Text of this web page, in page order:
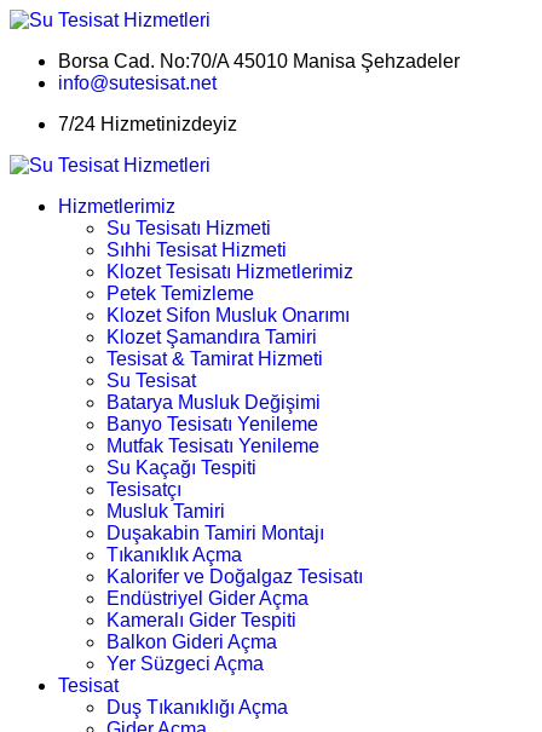
Borsa Cad. No:70/A 45010 Manisa Şehzadeler
info@sutesisat.net
7/24 Hizmetinizdeyiz
Hizmetlerimiz
Su Tesisatı Hizmeti
Sıhhi Tesisat Hizmeti
Klozet Tesisatı Hizmetlerimiz
Petek Temizleme
Klozet Sifon Musluk Onarımı
Klozet Şamandıra Tamiri
Tesisat & Tamirat Hizmeti
Su Tesisat
Batarya Musluk Değişimi
Banyo Tesisatı Yenileme
Mutfak Tesisatı Yenileme
Su Kaçağı Tespiti
Tesisatçı
Musluk Tamiri
Duşakabin Tamiri Montajı
Tıkanıklık Açma
Kalorifer ve Doğalgaz Tesisatı
Endüstriyel Gider Açma
Kameralı Gider Tespiti
Balkon Gideri Açma
Yer Süzgeci Açma
Tesisat
Duş Tıkanıklığı Açma